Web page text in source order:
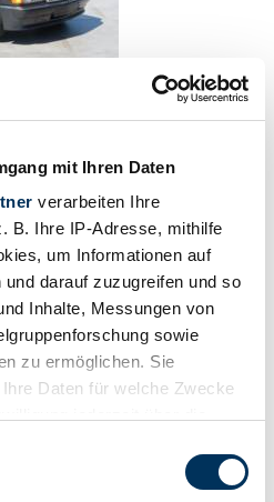
mit Ihren Daten
verarbeiten Ihre
B. Ihre IP-Adresse, mithilfe
um Informationen auf
darauf zuzugreifen und so
Inhalte, Messungen von
sowie
zu ermöglichen. Sie
Daten für welche Zwecke
widerrufen
E 2.3-16